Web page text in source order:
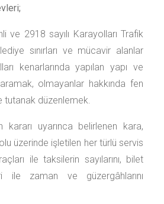
ve 2918 sayılı Karayolları Trafik
sınırları ve mücavir alanlar
kenarlarında yapılan yapı ve
olmayanlar hakkında fen
tutanak düzenlemek.
kararı uyarınca belirlenen kara,
üzerinde işletilen her türlü servis
ile taksilerin sayılarını, bilet
zaman ve güzergâhlarını